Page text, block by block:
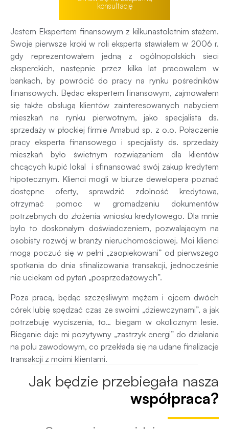
konsultację
Jestem Ekspertem finansowym z kilkunastoletnim stażem.
Swoje pierwsze kroki w roli eksperta stawiałem w 2006 r.
gdy reprezentowałem jedną z ogólnopolskich sieci
eksperckich, następnie przez kilka lat pracowałem w
bankach, by powrócić do pracy na rynku pośredników
finansowych. Będąc ekspertem finansowym, zajmowałem
się także obsługą klientów zainteresowanych nabyciem
mieszkań na rynku pierwotnym, jako specjalista ds.
sprzedaży w płockiej firmie Amabud sp. z o.o. Połączenie
pracy eksperta finansowego i specjalisty ds. sprzedaży
mieszkań było świetnym rozwiązaniem dla klientów
chcących kupić lokal i sfinansować swój zakup kredytem
hipotecznym. Klienci mogli w biurze dewelopera poznać
dostępne oferty, sprawdzić zdolność kredytową,
otrzymać pomoc w gromadzeniu dokumentów
potrzebnych do złożenia wniosku kredytowego. Dla mnie
było to doskonałym doświadczeniem, pozwalającym na
osobisty rozwój w branży nieruchomościowej. Moi klienci
mogą poczuć się w pełni „zaopiekowani” od pierwszego
spotkania do dnia sfinalizowania transakcji, jednocześnie
nie uciekam od pytań „posprzedażowych”.
Poza pracą, będąc szczęśliwym mężem i ojcem dwóch
córek lubię spędzać czas ze swoimi „dziewczynami”, a jak
potrzebuję wyciszenia, to… biegam w okolicznym lesie.
Bieganie daje mi pozytywny „zastrzyk energi” do działania
na polu zawodowym, co przekłada się na udane finalizacje
transakcji z moimi klientami.
Jak będzie przebiegała nasza
współpraca?